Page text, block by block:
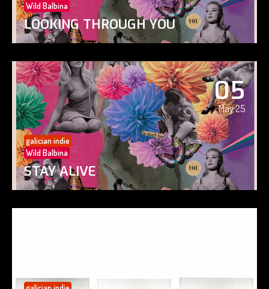
Wild Balbina
LOOKING THROUGH YOU
05
May 25
galician indie
Wild Balbina
STAY ALIVE